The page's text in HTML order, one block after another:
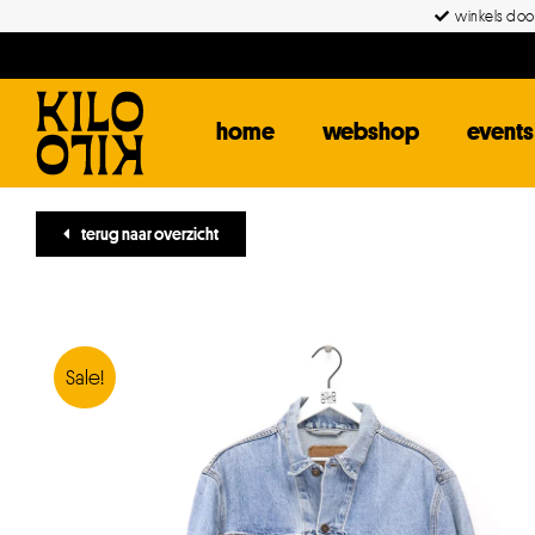
inhoud
winkels
home webshop events
terug naar overzicht
Sale!